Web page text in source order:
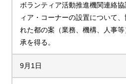
ボランティア活動推進機関連絡
ィア・コーナーの設置について
れた都の案（業務、機構、人事
承を得る。
9月1日